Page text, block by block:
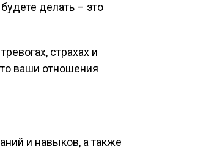
делать – это
страхах и
ваши отношения
и навыков, а также